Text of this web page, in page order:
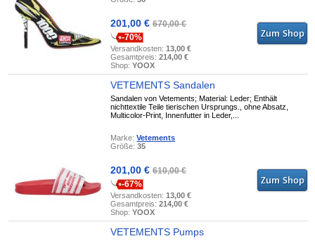
201,00 €670,00 €
-70%
Versandkosten:13,00 €
Gesamtpreis:214,00 €
Shop:YOOX
VETEMENTS Sandalen
Sandalen von Vetements; Material: Leder; Enthält
nichttextile Teile tierischen Ursprungs., ohne Absatz,
Multicolor-Print, Innenfutter in Leder,...
Marke:Vetements
Größe:35
201,00 €610,00 €
-67%
Versandkosten:13,00 €
Gesamtpreis:214,00 €
Shop:YOOX
VETEMENTS Pumps